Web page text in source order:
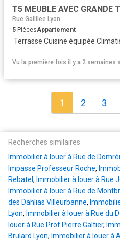
T5 MEUBLE AVEC GRANDE
Rue Gallilee Lyon
5 PiècesAppartement
·Terrasse·Cuisine équipée·
Vu la première fois il y a 2 semaines
1 2 3
Recherches similaires
Immobilier à louer à Rue de
Impasse Professeur Roche,
Rebatel , Immobilier à louer à Rue
Immobilier à louer à Rue de
des Dahlias Villeurbanne,
Lyon, Immobilier à louer à Rue du
louer à Rue Prof Pierre Galtier,
Brulard Lyon, Immobilier à louer à